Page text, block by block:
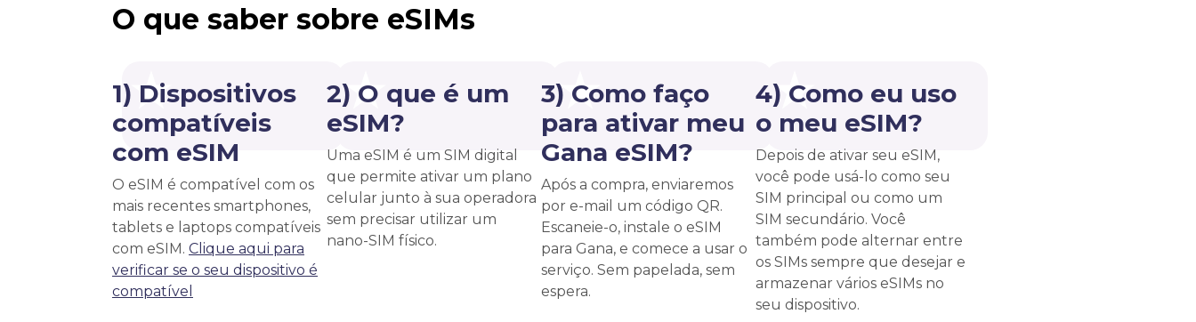
O que saber sobre eSIMs
1) Dispositivos
compatíveis
com eSIM
O eSIM é compatível com os
mais recentes smartphones,
tablets e laptops compatíveis
com eSIM. Clique aqui para
verificar se o seu dispositivo é
compatível
2) O que é um
eSIM?
Uma eSIM é um SIM digital
que permite ativar um plano
celular junto à sua operadora
sem precisar utilizar um
nano-SIM físico.
3) Como faço
para ativar meu
Gana eSIM?
Após a compra, enviaremos
por e-mail um código QR.
Escaneie-o, instale o eSIM
para Gana, e comece a usar o
serviço. Sem papelada, sem
espera.
4) Como eu uso
o meu eSIM?
Depois de ativar seu eSIM,
você pode usá-lo como seu
SIM principal ou como um
SIM secundário. Você
também pode alternar entre
os SIMs sempre que desejar e
armazenar vários eSIMs no
seu dispositivo.